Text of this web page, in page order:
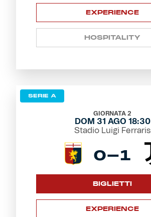
EXPERIENCE
HOSPITALITY
SERIE A
GIORNATA 2
DOM 31 AGO 18:30
Stadio Luigi Ferraris
0-1
BIGLIETTI
EXPERIENCE